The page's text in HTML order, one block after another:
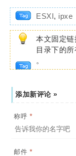
ESXI, ipxe
本文固定链
目录下的
。
添加新评论 »
称呼 *
邮件 *